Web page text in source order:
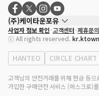
(주)케이타운포유
대표자
송효민
사업자등록번호
120-87-71116
통신판매업 신고번호 제2011-서울
대표전화
02-552-9855
사업자 정보 확인 고객센터 제휴문의
ⓒ All rights reserved.
HANTEO CIRCLE CHART
고객님의 안전거래를 위해 현금 등
가입한 구매안전 서비스 (에스크로)